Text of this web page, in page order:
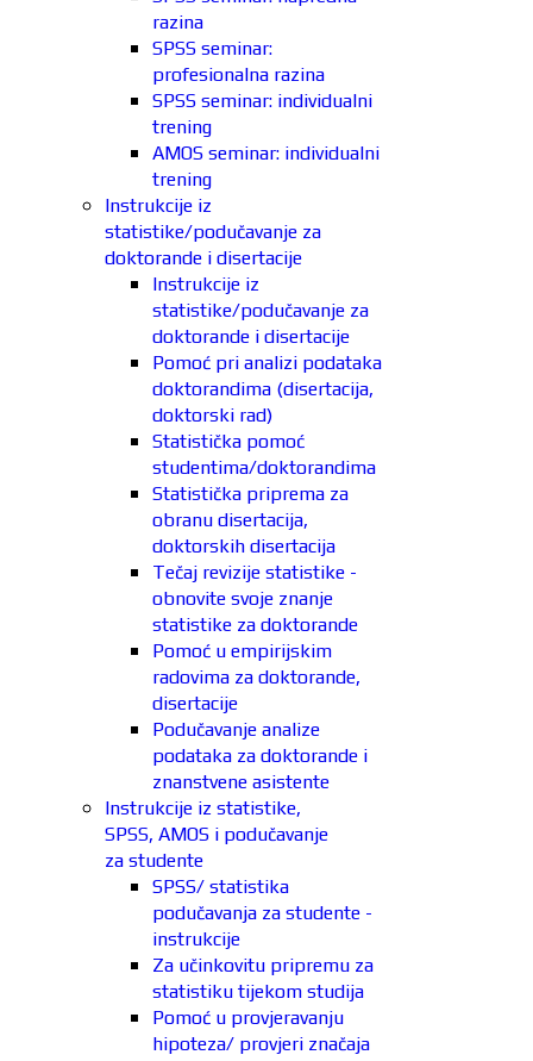
razina
SPSS seminar:
profesionalna razina
SPSS seminar: individualni
trening
AMOS seminar: individualni
trening
Instrukcije iz
statistike/podučavanje za
doktorande i disertacije
Instrukcije iz
statistike/podučavanje za
doktorande i disertacije
Pomoć pri analizi podataka
doktorandima (disertacija,
doktorski rad)
Statistička pomoć
studentima/doktorandima
Statistička priprema za
obranu disertacija,
doktorskih disertacija
Tečaj revizije statistike -
obnovite svoje znanje
statistike za doktorande
Pomoć u empirijskim
radovima za doktorande,
disertacije
Podučavanje analize
podataka za doktorande i
znanstvene asistente
Instrukcije iz statistike,
SPSS, AMOS i podučavanje
za studente
SPSS/ statistika
podučavanja za studente -
instrukcije
Za učinkovitu pripremu za
statistiku tijekom studija
Pomoć u provjeravanju
hipoteza/ provjeri značaja